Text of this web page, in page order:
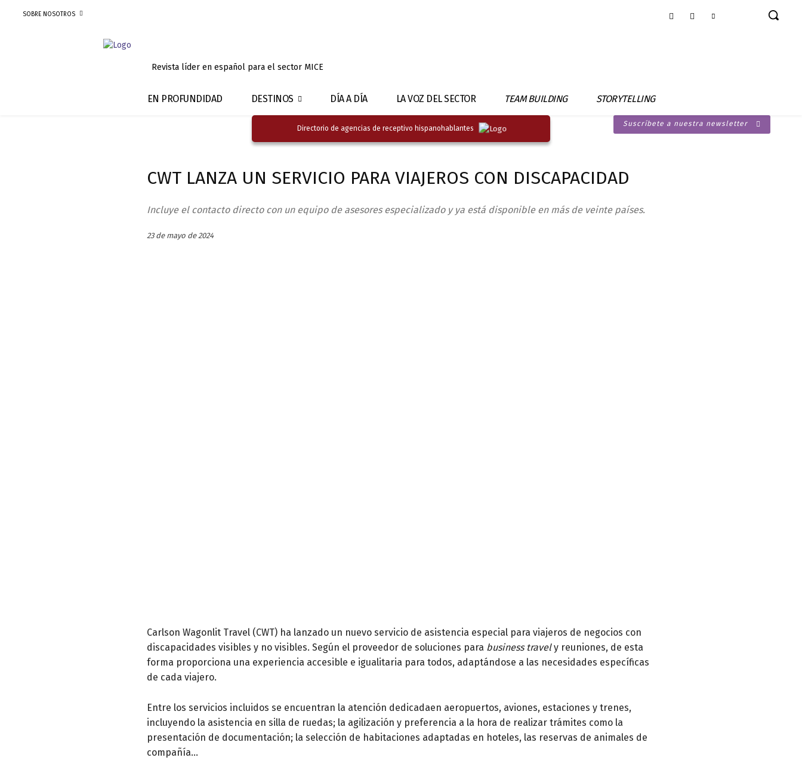
SOBRE NOSOTROS
Revista líder en español para el sector MICE
EN PROFUNDIDAD DESTINOS DÍA A DÍA LA VOZ DEL SECTOR TEAM BUILDING STORYTELLING
Directorio de agencias de receptivo hispanohablantes
Suscríbete a nuestra newsletter
CWT LANZA UN SERVICIO PARA VIAJEROS CON DISCAPACIDAD
Incluye el contacto directo con un equipo de asesores especializado y ya está disponible en más de veinte países.
23 de mayo de 2024
Carlson Wagonlit Travel (CWT) ha lanzado un nuevo servicio de asistencia especial para viajeros de negocios con
discapacidades visibles y no visibles. Según el proveedor de soluciones para business travely reuniones, de esta
forma proporciona una experiencia accesible e igualitaria para todos, adaptándose a las necesidades específicas
de cada viajero.
Entre los servicios incluidos se encuentran la atención dedicadaen aeropuertos, aviones, estaciones y trenes,
incluyendo la asistencia en silla de ruedas; la agilización y preferencia a la hora de realizar trámites como la
presentación de documentación; la selección de habitaciones adaptadas en hoteles, las reservas de animales de
compañía…